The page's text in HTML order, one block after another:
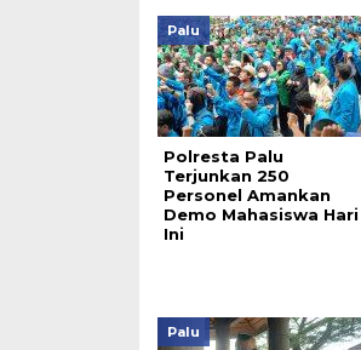
Palu
Polresta Palu
Terjunkan 250
Personel Amankan
Demo Mahasiswa Hari
Ini
Palu